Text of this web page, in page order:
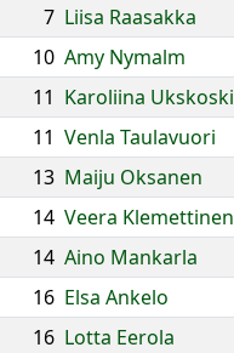
7 Liisa Raasakka
10 Amy Nymalm
11 Karoliina Ukskoski
11 Venla Taulavuori
13 Maiju Oksanen
14 Veera Klemettinen
14 Aino Mankarla
16 Elsa Ankelo
16 Lotta Eerola